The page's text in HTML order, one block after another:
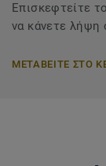
Επισκεφτείτε
να κάνετε
ΜΕΤΑΒΕΙΤΕ ΣΤΟ